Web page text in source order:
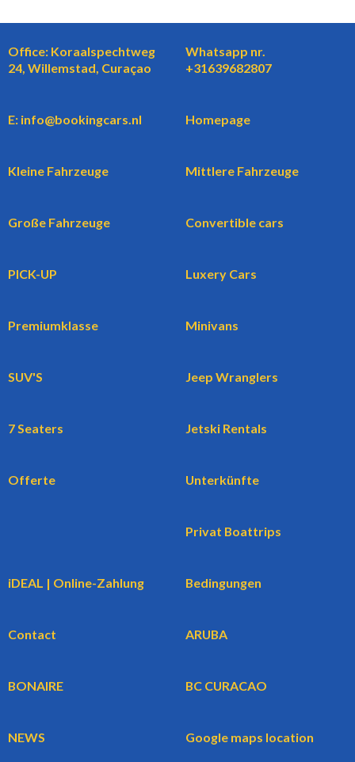
Office: Koraalspechtweg
24, Willemstad, Curaçao
Whatsapp nr.
+31639682807
E: info@bookingcars.nl Homepage
Kleine Fahrzeuge Mittlere Fahrzeuge
Große Fahrzeuge Convertible cars
PICK-UP Luxery Cars
Premiumklasse Minivans
SUV'S Jeep Wranglers
7 Seaters Jetski Rentals
Offerte Unterkünfte
Privat Boattrips
iDEAL | Online-Zahlung Bedingungen
Contact ARUBA
BONAIRE BC CURACAO
NEWS Google maps location